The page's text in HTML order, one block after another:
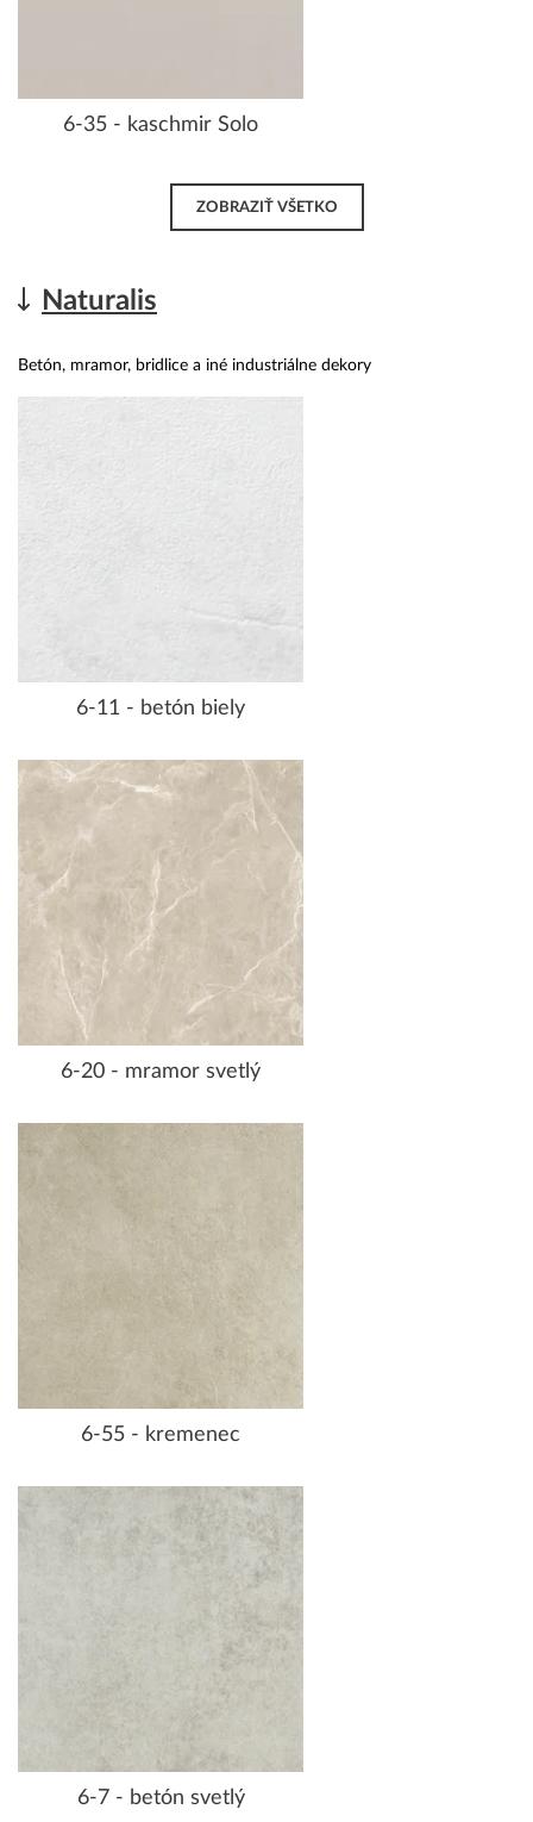
6-35 - kaschmir Solo
ZOBRAZIŤ VŠETKO
Naturalis
Betón, mramor, bridlice a iné industriálne dekory
6-11 - betón biely
6-20 - mramor svetlý
6-55 - kremenec
6-7 - betón svetlý